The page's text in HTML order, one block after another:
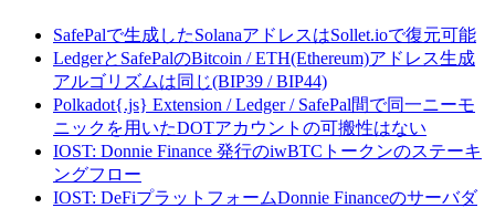
SafePalで生成したSolanaアドレスはSollet.ioで復元可能
LedgerとSafePalのBitcoin / ETH(Ethereum)アドレス生成
アルゴリズムは同じ(BIP39 / BIP44)
Polkadot{.js} Extension / Ledger / SafePal間で同一ニーモ
ニックを用いたDOTアカウントの可搬性はない
IOST: Donnie Finance 発行のiwBTCトークンのステーキ
ングフロー
IOST: DeFiプラットフォームDonnie Financeのサーバダ